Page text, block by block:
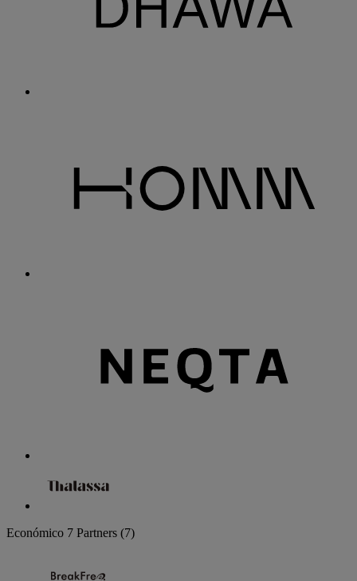
Económico 7 Partners (7)